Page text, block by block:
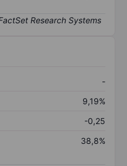
-
9,19%
-0,25
38,8%